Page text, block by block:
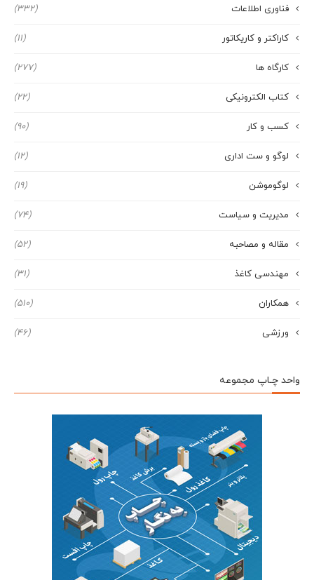
فناوری اطلاعات (332)
کاراکتر و کاریکاتور (11)
کارگاه ها (277)
کتاب الکترونیکی (22)
کسب و کار (90)
لوگو و ست اداری (12)
لوگوموشن (19)
مدیریت و سیاست (74)
مقاله و مصاحبه (52)
مهندسی کاغذ (31)
همکاران (510)
ورزشی (46)
واحد چـاپ مجموعه